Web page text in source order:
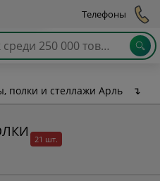
Телефоны
полки и стеллажи Арль ↴
21 шт.